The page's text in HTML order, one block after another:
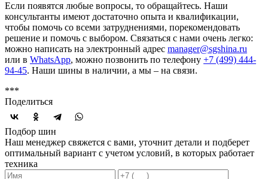
Если появятся любые вопросы, то обращайтесь. Наши
консультанты имеют достаточно опыта и квалификации,
чтобы помочь со всеми затруднениями, порекомендовать
решение и помочь с выбором. Связаться с нами очень легко:
можно написать на электронный адрес manager@sgshina.ru
или в WhatsApp, можно позвонить по телефону +7 (499) 444-
94-45. Наши шины в наличии, а мы – на связи.
***
Поделиться
Подбор шин
Наш менеджер свяжется с вами, уточнит детали и подберет
оптимальный вариант с учетом условий, в которых работает
техника